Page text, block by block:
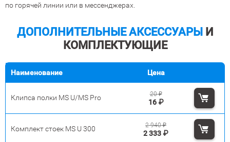
по горячей линии или в мессенджерах.
ДОПОЛНИТЕЛЬНЫЕ АКСЕССУАРЫ И
КОМПЛЕКТУЮЩИЕ
Наименование Цена
Клипса полки MS U/MS Pro
16 ₽
20₽
Комплект стоек MS U 300
2 333 ₽
2 940₽